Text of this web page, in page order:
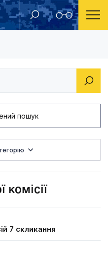
Постійна комісія з питань планування, бюджету та фінансів Протокол постійної
пошук
комісії
7 скликання